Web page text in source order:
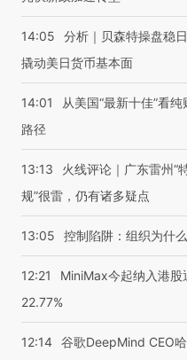
14:05
分析｜贝森特操盘稳
撬动美日货币基本面
14:01
从美国“最新十佳”看
路径
13:13
火线评论｜广东雷州“
规”很雷，仍有诸多疑点
13:05 控制陷阱：组织为什
12:21
MiniMax今起纳入港股
22.77%
12:14 谷歌DeepMind CEO